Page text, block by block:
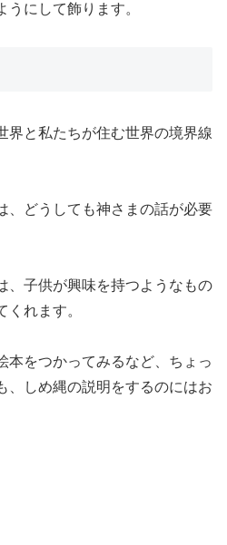
うにして飾ります。
界と私たちが住む世界の境界線
、どうしても神さまの話が必要
、子供が興味を持つようなもの
くれます。
本をつかってみるなど、ちょっ
、しめ縄の説明をするのにはお